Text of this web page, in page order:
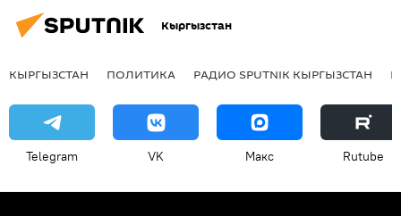
Кыргызстан
КЫРГЫЗСТАН ПОЛИТИКА РАДИО SPUTNIK КЫРГЫЗСТАН
Telegram VK Макс Rutube